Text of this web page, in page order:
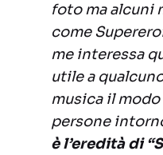
foto ma alcuni
come
me interessa
utile a
musica il
persone
è l’eredità di